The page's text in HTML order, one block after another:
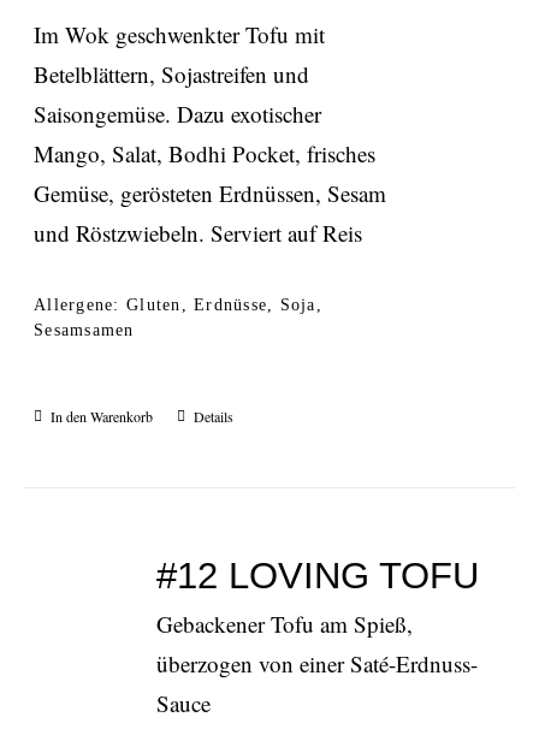
Im Wok geschwenkter Tofu mit
Betelblättern, Sojastreifen und
Saisongemüse. Dazu exotischer
Mango, Salat, Bodhi Pocket, frisches
Gemüse, gerösteten Erdnüssen, Sesam
und Röstzwiebeln. Serviert auf Reis
Allergene: Gluten, Erdnüsse, Soja,
Sesamsamen
In den Warenkorb Details
#12 LOVING TOFU
Gebackener Tofu am Spieß,
überzogen von einer Saté-Erdnuss-
Sauce